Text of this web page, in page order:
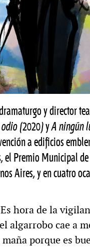
y director
odio(2020) yA ningún
a edificios
Premio Municipal
Aires, y en cuatro
hora de la
algarrobo cae a
porque es